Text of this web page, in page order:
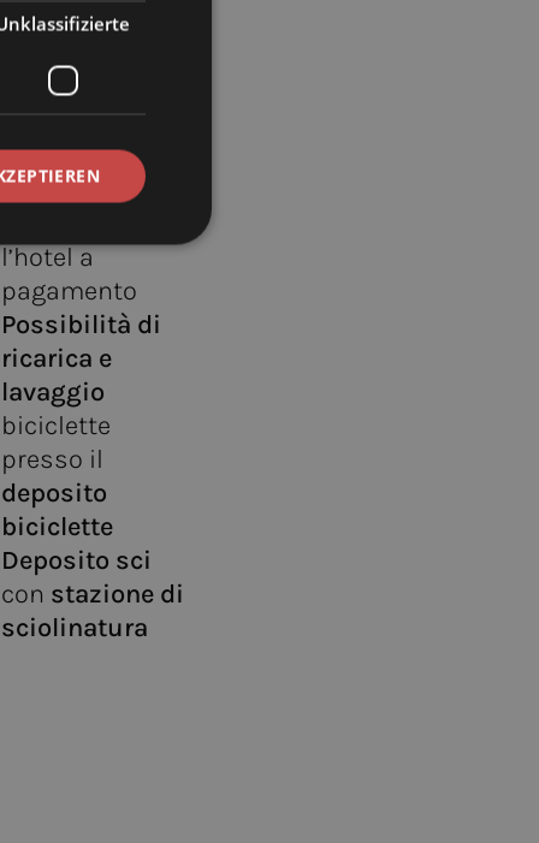
ampio
direttamente
presso l’hotel
Stazione di
ricarica
l’hotel a
pagamento
Possibilità di
ricarica e
lavaggio
biciclette
presso il
deposito
biciclette
Deposito sci
con stazione di
sciolinatura